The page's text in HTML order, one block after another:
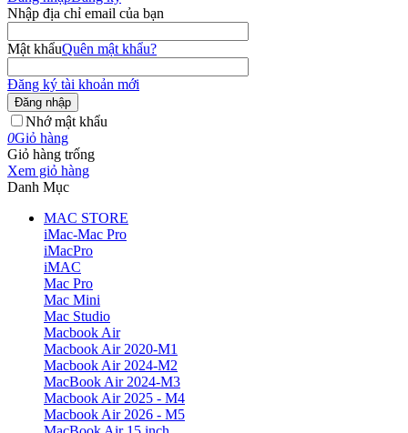
Nhập địa chỉ email của bạn
Mật khẩuQuên mật khẩu?
Đăng ký tài khoản mới
Đăng nhập
Nhớ mật khẩu
0Giỏ hàng
Giỏ hàng trống
Xem giỏ hàng
Danh Mục
MAC STORE
iMac-Mac Pro
iMacPro
iMAC
Mac Pro
Mac Mini
Mac Studio
Macbook Air
Macbook Air 2020-M1
Macbook Air 2024-M2
MacBook Air 2024-M3
Macbook Air 2025 - M4
Macbook Air 2026 - M5